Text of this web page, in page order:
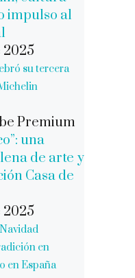
su tercera
Premium
en
en España